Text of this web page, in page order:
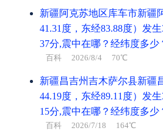
新疆阿克苏地区库车市新疆
41.31度，东经83.88度）发
37分,震中在哪？经纬度多少
百科 2026/8/4 70℃
新疆昌吉州吉木萨尔县新疆
44.19度，东经89.11度）发
15分,震中在哪？经纬度多少
百科 2026/7/18 164℃